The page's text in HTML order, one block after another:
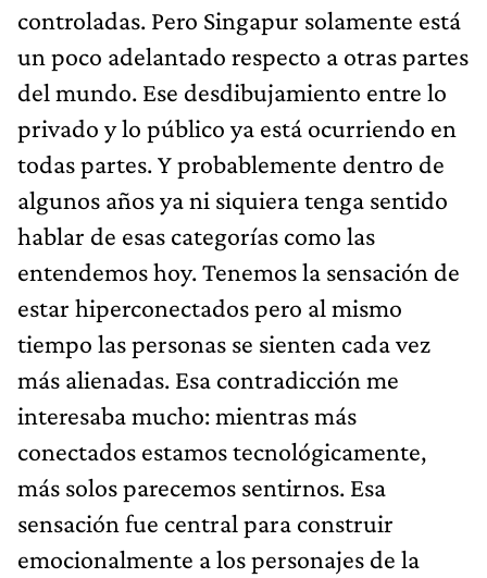
controladas. Pero Singapur solamente está
un poco adelantado respecto a otras partes
del mundo. Ese desdibujamiento entre lo
privado y lo público ya está ocurriendo en
todas partes. Y probablemente dentro de
algunos años ya ni siquiera tenga sentido
hablar de esas categorías como las
entendemos hoy. Tenemos la sensación de
estar hiperconectados pero al mismo
tiempo las personas se sienten cada vez
más alienadas. Esa contradicción me
interesaba mucho: mientras más
conectados estamos tecnológicamente,
más solos parecemos sentirnos. Esa
sensación fue central para construir
emocionalmente a los personajes de la